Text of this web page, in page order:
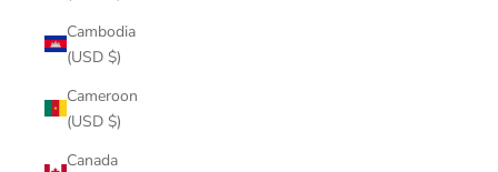
Cambodia
(USD $)
Cameroon
(USD $)
Canada